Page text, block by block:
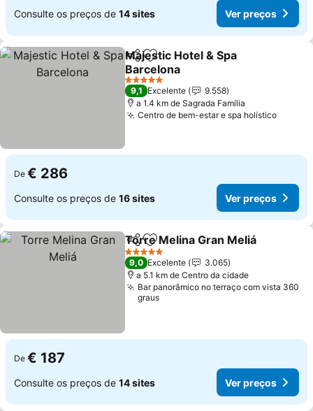
Consulte os preços de 14 sites Ver preços
PartilharAdicionar aos favoritos
Majestic Hotel & Spa
Barcelona
5 Estrelas
9,1 Excelente
9.558
a 1.4 km de Sagrada Família
Centro de bem-estar e spa holístico
De € 286
Consulte os preços de 16 sites Ver preços
PartilharAdicionar aos favoritos
Torre Melina Gran Meliá
5 Estrelas
9,0 Excelente
3.065
a 5.1 km de Centro da cidade
Bar panorâmico no terraço com vista 360
graus
De € 187
Consulte os preços de 14 sites Ver preços